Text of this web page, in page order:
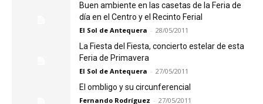
Buen ambiente en las casetas de la Feria de
día en el Centro y el Recinto Ferial
El Sol de Antequera - 28/05/2011
La Fiesta del Fiesta, concierto estelar de esta
Feria de Primavera
El Sol de Antequera - 27/05/2011
El ombligo y su circunferencial
Fernando Rodríguez - 27/05/2011